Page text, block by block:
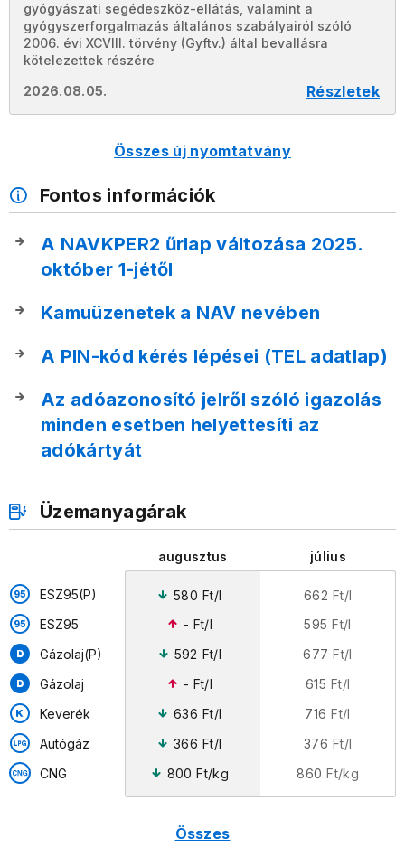
gyógyászati segédeszköz-ellátás, valamint a
gyógyszerforgalmazás általános szabályairól szóló
2006. évi XCVIII. törvény (Gyftv.) által bevallásra
kötelezettek részére
2026.08.05.
Részletek
Összes új nyomtatvány
Fontos információk
A NAVKPER2 űrlap változása 2025.
október 1-jétől
Kamuüzenetek a NAV nevében
A PIN-kód kérés lépései (TEL adatlap)
Az adóazonosító jelről szóló igazolás
minden esetben helyettesíti az
adókártyát
Üzemanyagárak
augusztus július
ESZ95(P) 580 Ft/l 662 Ft/l
ESZ95
- Ft/l 595 Ft/l
Gázolaj(P)
592 Ft/l 677 Ft/l
Gázolaj
- Ft/l 615 Ft/l
Keverék
636 Ft/l 716 Ft/l
Autógáz
366 Ft/l 376 Ft/l
CNG
800 Ft/kg 860 Ft/kg
Összes